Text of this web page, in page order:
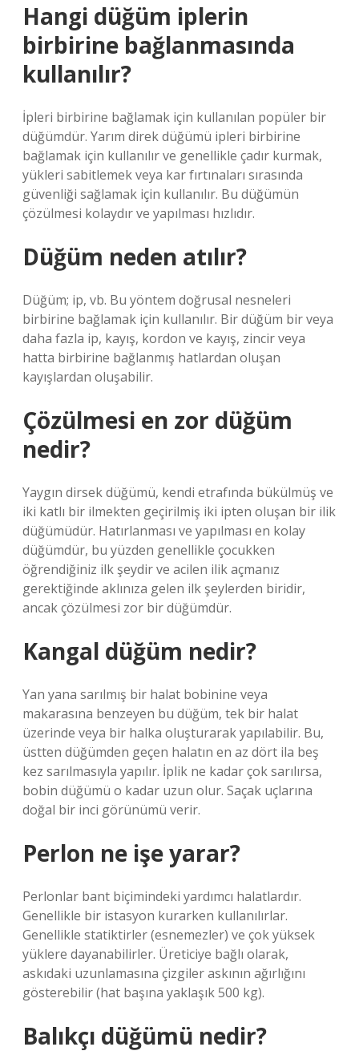
Hangi düğüm iplerin
birbirine bağlanmasında
kullanılır?
İpleri birbirine bağlamak için kullanılan popüler bir
düğümdür. Yarım direk düğümü ipleri birbirine
bağlamak için kullanılır ve genellikle çadır kurmak,
yükleri sabitlemek veya kar fırtınaları sırasında
güvenliği sağlamak için kullanılır. Bu düğümün
çözülmesi kolaydır ve yapılması hızlıdır.
Düğüm neden atılır?
Düğüm; ip, vb. Bu yöntem doğrusal nesneleri
birbirine bağlamak için kullanılır. Bir düğüm bir veya
daha fazla ip, kayış, kordon ve kayış, zincir veya
hatta birbirine bağlanmış hatlardan oluşan
kayışlardan oluşabilir.
Çözülmesi en zor düğüm
nedir?
Yaygın dirsek düğümü, kendi etrafında bükülmüş ve
iki katlı bir ilmekten geçirilmiş iki ipten oluşan bir ilik
düğümüdür. Hatırlanması ve yapılması en kolay
düğümdür, bu yüzden genellikle çocukken
öğrendiğiniz ilk şeydir ve acilen ilik açmanız
gerektiğinde aklınıza gelen ilk şeylerden biridir,
ancak çözülmesi zor bir düğümdür.
Kangal düğüm nedir?
Yan yana sarılmış bir halat bobinine veya
makarasına benzeyen bu düğüm, tek bir halat
üzerinde veya bir halka oluşturarak yapılabilir. Bu,
üstten düğümden geçen halatın en az dört ila beş
kez sarılmasıyla yapılır. İplik ne kadar çok sarılırsa,
bobin düğümü o kadar uzun olur. Saçak uçlarına
doğal bir inci görünümü verir.
Perlon ne işe yarar?
Perlonlar bant biçimindeki yardımcı halatlardır.
Genellikle bir istasyon kurarken kullanılırlar.
Genellikle statiktirler (esnemezler) ve çok yüksek
yüklere dayanabilirler. Üreticiye bağlı olarak,
askıdaki uzunlamasına çizgiler askının ağırlığını
gösterebilir (hat başına yaklaşık 500 kg).
Balıkçı düğümü nedir?